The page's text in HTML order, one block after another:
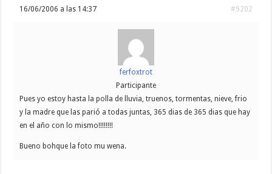
16/06/2006 a las 14:37 #9202
ferfoxtrot
Participante
Pues yo estoy hasta la polla de lluvia, truenos, tormentas, nieve, frio
y la madre que las parió a todas juntas, 365 dias de 365 dias que hay
en el año con lo mismo!!!!!!!!
Bueno bohque la foto mu wena.